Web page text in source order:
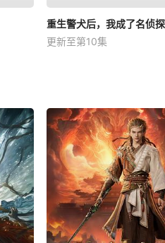
重生警犬后，我成了名侦探
更新至第10集